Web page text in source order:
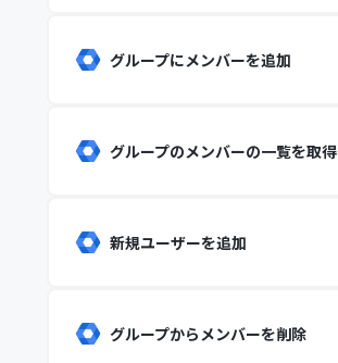
グループにメンバーを追加
グループのメンバーの一覧を取得
新規ユーザーを追加
グループからメンバーを削除